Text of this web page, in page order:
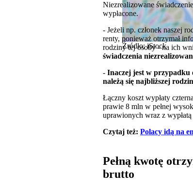
Źródło: iStock
Niezrealizowane
wypłacone.
- Jeżeli np. członek naszej
renty, ponieważ otrzymał
rodziny tej osoby - na ich
świadczenia
- Inaczej jest w przypadku
należą się najbliższej
Łączny koszt wypłaty
prawie 8 mln w pełnej
uprawionych wraz z
Czytaj też: Polacy idą na
Pełną kwotę
brutto